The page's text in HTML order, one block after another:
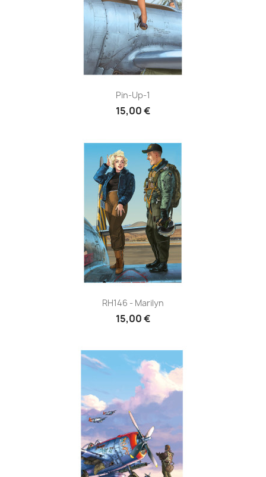
Pin-Up-1
15,00 €
RH146 - Marilyn
15,00 €